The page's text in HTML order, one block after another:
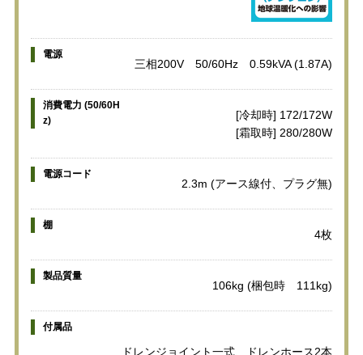
電源
三相200V 50/60Hz 0.59kVA (1.87A)
消費電力 (50/60H
z)
[冷却時] 172/172W
[霜取時] 280/280W
電源コード
2.3m (アース線付、プラグ無)
棚
4枚
製品質量
106kg (梱包時 111kg)
付属品
ドレンジョイント一式、ドレンホース2本